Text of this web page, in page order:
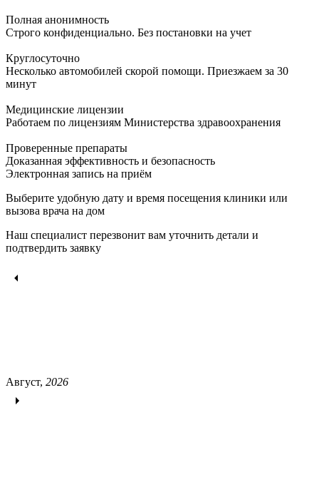
Полная анонимность
Строго конфиденциально. Без постановки на учет
Круглосуточно
Несколько автомобилей скорой помощи. Приезжаем за 30
минут
Медицинские лицензии
Работаем по лицензиям Министерства здравоохранения
Проверенные препараты
Доказанная эффективность и безопасность
Электронная запись на приём
Выберите удобную дату и время посещения клиники или
вызова врача на дом
Наш специалист перезвонит вам уточнить детали и
подтвердить заявку
Август, 2026